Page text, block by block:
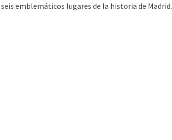
emblemáticos lugares de la historia de Madrid.